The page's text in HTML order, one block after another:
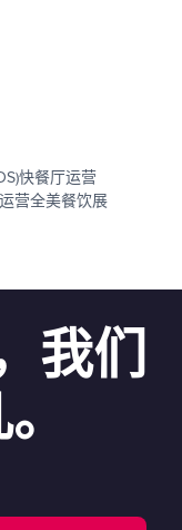
快餐厅运营
营全美餐饮展
我们